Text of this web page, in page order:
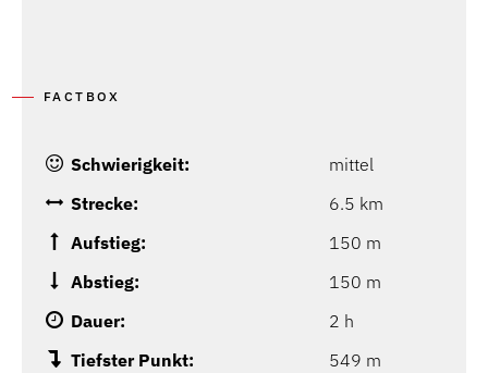
FACTBOX
Schwierigkeit:
mittel
Strecke:
6.5 km
Aufstieg:
150 m
Abstieg:
150 m
Dauer:
2 h
Tiefster Punkt:
549 m